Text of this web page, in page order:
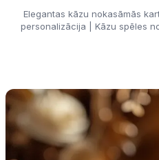
Elegantas kāzu nokasāmās
personalizācija | Kāzu spēles